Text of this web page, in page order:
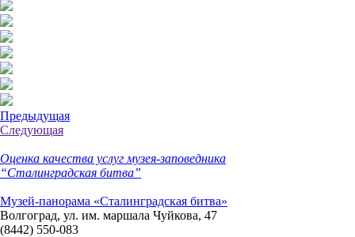
Предыдущая
Следующая
Оценка качества услуг музея-заповедника
“Сталинградская битва”
Музей-панорама «Сталинградская битва»
Волгоград, ул. им. маршала Чуйкова, 47
(8442) 550-083